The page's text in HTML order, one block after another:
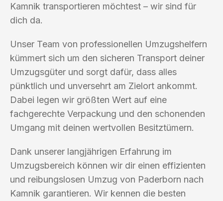
Kamnik transportieren möchtest – wir sind für
dich da.
Unser Team von professionellen Umzugshelfern
kümmert sich um den sicheren Transport deiner
Umzugsgüter und sorgt dafür, dass alles
pünktlich und unversehrt am Zielort ankommt.
Dabei legen wir größten Wert auf eine
fachgerechte Verpackung und den schonenden
Umgang mit deinen wertvollen Besitztümern.
Dank unserer langjährigen Erfahrung im
Umzugsbereich können wir dir einen effizienten
und reibungslosen Umzug von Paderborn nach
Kamnik garantieren. Wir kennen die besten